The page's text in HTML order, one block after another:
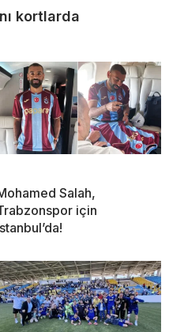
kortlarda
Salah,
için